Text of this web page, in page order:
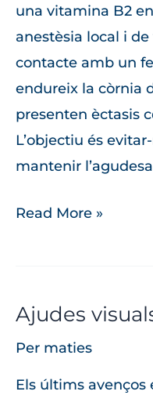
una vitamina B2
anestèsia local i
contacte amb un
endureix la còrnia
presenten èctasis
L’objectiu és
mantenir
Read More »
Ajudes
Per maties
Els últims
Ajudes
visuals